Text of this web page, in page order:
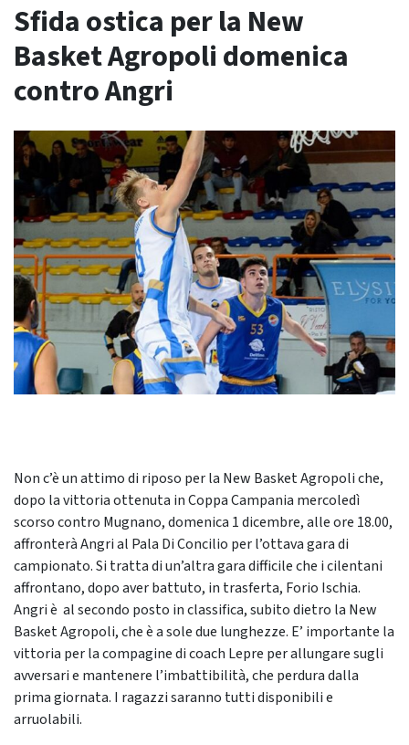
Sfida ostica per la New
Basket Agropoli domenica
contro Angri
Non c’è un attimo di riposo per la New Basket Agropoli che,
dopo la vittoria ottenuta in Coppa Campania mercoledì
scorso contro Mugnano, domenica 1 dicembre, alle ore 18.00,
affronterà Angri al Pala Di Concilio per l’ottava gara di
campionato. Si tratta di un’altra gara difficile che i cilentani
affrontano, dopo aver battuto, in trasferta, Forio Ischia.
Angri è al secondo posto in classifica, subito dietro la New
Basket Agropoli, che è a sole due lunghezze. E’ importante la
vittoria per la compagine di coach Lepre per allungare sugli
avversari e mantenere l’imbattibilità, che perdura dalla
prima giornata. I ragazzi saranno tutti disponibili e
arruolabili.